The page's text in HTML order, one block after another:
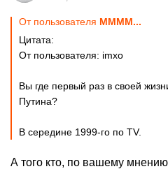
От пользователя MMMM...
Цитата:
От пользователя: imxo
Вы где первый раз в своей
Путина?
В середине 1999-го по TV.
А того кто, по вашему